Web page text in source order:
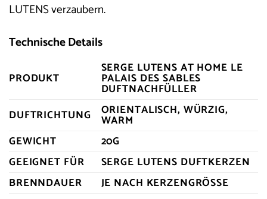
LUTENS verzaubern.
Technische Details
PRODUKT
SERGE LUTENS AT HOME LE
PALAIS DES SABLES
DUFTNACHFÜLLER
DUFTRICHTUNG
ORIENTALISCH, WÜRZIG,
WARM
GEWICHT
20G
GEEIGNET FÜR
SERGE LUTENS DUFTKERZEN
BRENNDAUER
JE NACH KERZENGRÖSSE